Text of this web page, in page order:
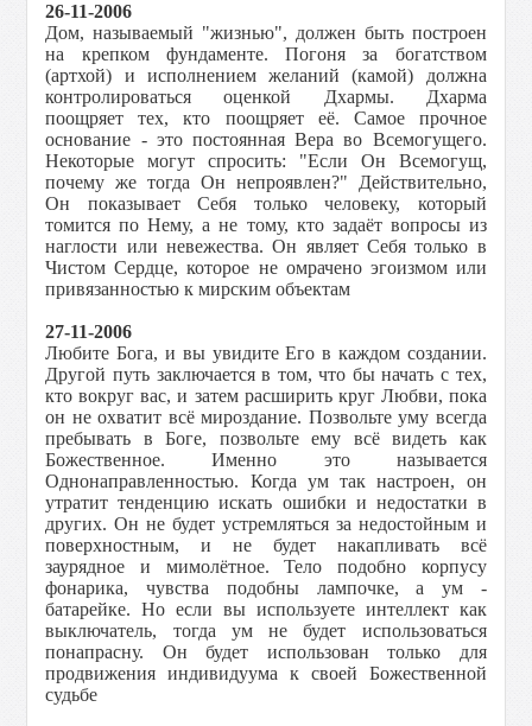
26-11-2006
Дом, называемый "жизнью", должен быть построен
на крепком фундаменте. Погоня за богатством
(артхой) и исполнением желаний (камой) должна
контролироваться оценкой Дхармы. Дхарма
поощряет тех, кто поощряет её. Самое прочное
основание - это постоянная Вера во Всемогущего.
Некоторые могут спросить: "Если Он Всемогущ,
почему же тогда Он непроявлен?" Действительно,
Он показывает Себя только человеку, который
томится по Нему, а не тому, кто задаёт вопросы из
наглости или невежества. Он являет Себя только в
Чистом Сердце, которое не омрачено эгоизмом или
привязанностью к мирским объектам
27-11-2006
Любите Бога, и вы увидите Его в каждом создании.
Другой путь заключается в том, что бы начать с тех,
кто вокруг вас, и затем расширить круг Любви, пока
он не охватит всё мироздание. Позвольте уму всегда
пребывать в Боге, позвольте ему всё видеть как
Божественное. Именно это называется
Однонаправленностью. Когда ум так настроен, он
утратит тенденцию искать ошибки и недостатки в
других. Он не будет устремляться за недостойным и
поверхностным, и не будет накапливать всё
заурядное и мимолётное. Тело подобно корпусу
фонарика, чувства подобны лампочке, а ум -
батарейке. Но если вы используете интеллект как
выключатель, тогда ум не будет использоваться
понапрасну. Он будет использован только для
продвижения индивидуума к своей Божественной
судьбе